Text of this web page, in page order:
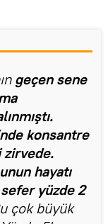
geçen sene
konsantre
zirvede.
hayatı
yüzde 2
çok büyük